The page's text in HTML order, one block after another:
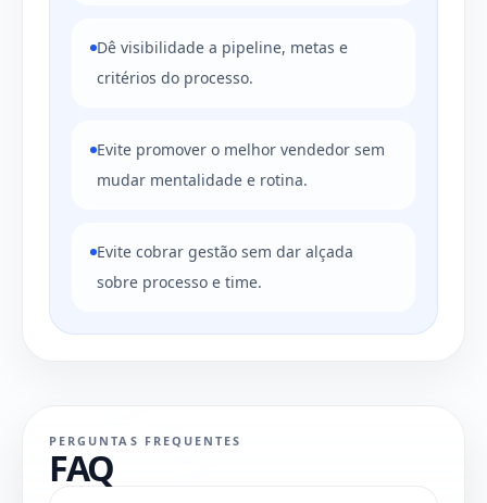
Dê visibilidade a pipeline, metas e
critérios do processo.
Evite promover o melhor vendedor sem
mudar mentalidade e rotina.
Evite cobrar gestão sem dar alçada
sobre processo e time.
PERGUNTAS FREQUENTES
FAQ